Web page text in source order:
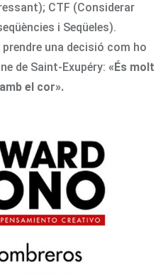
CTF (Considerar
i Seqüeles).
una decisió com ho
de Saint-Exupéry: «És molt
el cor».